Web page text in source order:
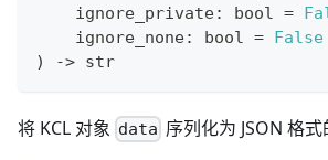
    ignore_private
: bool =
    ignore_none
: bool = False
)
-> str
将 KCL 对象 data 序列化为 JSON 格式